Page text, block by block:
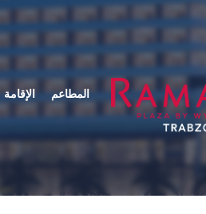
الإقامة المطاعم